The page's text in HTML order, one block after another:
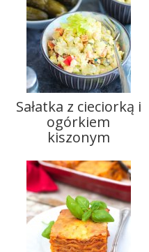
Sałatka z cieciorką i
ogórkiem
kiszonym